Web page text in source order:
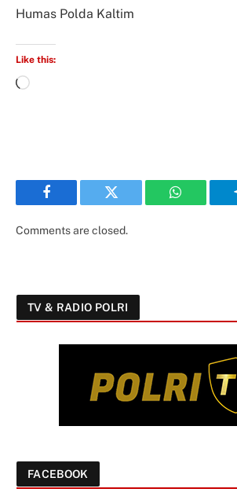
Humas Polda Kaltim
Like this:
Facebook Twitter WhatsApp
Comments are closed.
TV & RADIO POLRI
FACEBOOK